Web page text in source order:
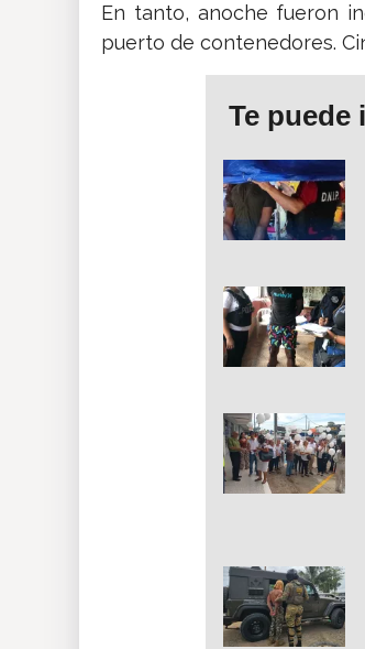
En tanto, anoche fueron
puerto de contenedores.
Te puede